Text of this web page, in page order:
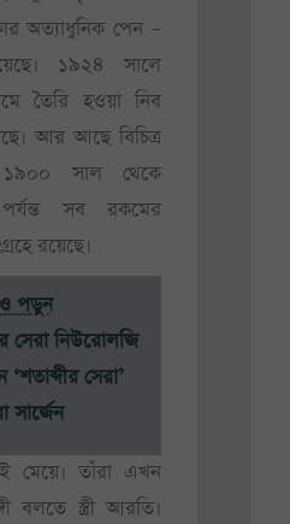
অত্যাধুনিক পেন –
১৯২৪ সালে
তৈরি হওয়া নিব
আর আছে বিচিত্র
সাল থেকে
সব রকমের
রয়েছে।
পড়ুন
সেরা নিউরোলজি
সেরা’
সার্জেন
মেয়ে। তাঁরা এখন
বলতে স্ত্রী আরতি।